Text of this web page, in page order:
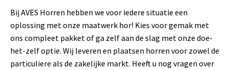
Bij AVES Horren hebben we voor iedere situatie een
oplossing met onze maatwerk hor! Kies voor gemak met
ons compleet pakket of ga zelf aan de slag met onze doe-
het-zelf optie. Wij leveren en plaatsen horren voor zowel de
particuliere als de zakelijke markt. Heeft u nog vragen over